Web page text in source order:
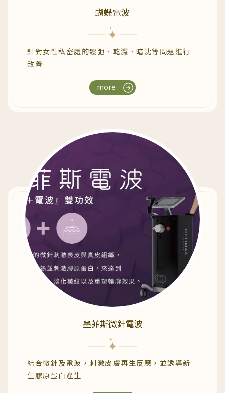
蝴蝶電波
針對女性私密處的鬆弛、乾澀、暗沈等問題進行
改善
more
墨菲斯微針電波
結合微針及電波，刺激皮膚再生反應，並誘導新
生膠原蛋白產生